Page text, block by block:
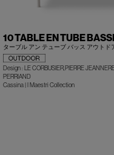
10 TABLE EN TUBE
ターブル アン テューブ バッス アウトド
Design : LE CORBUSIER,PIERRE
PERRIAND
Cassina | I Maestri Collection